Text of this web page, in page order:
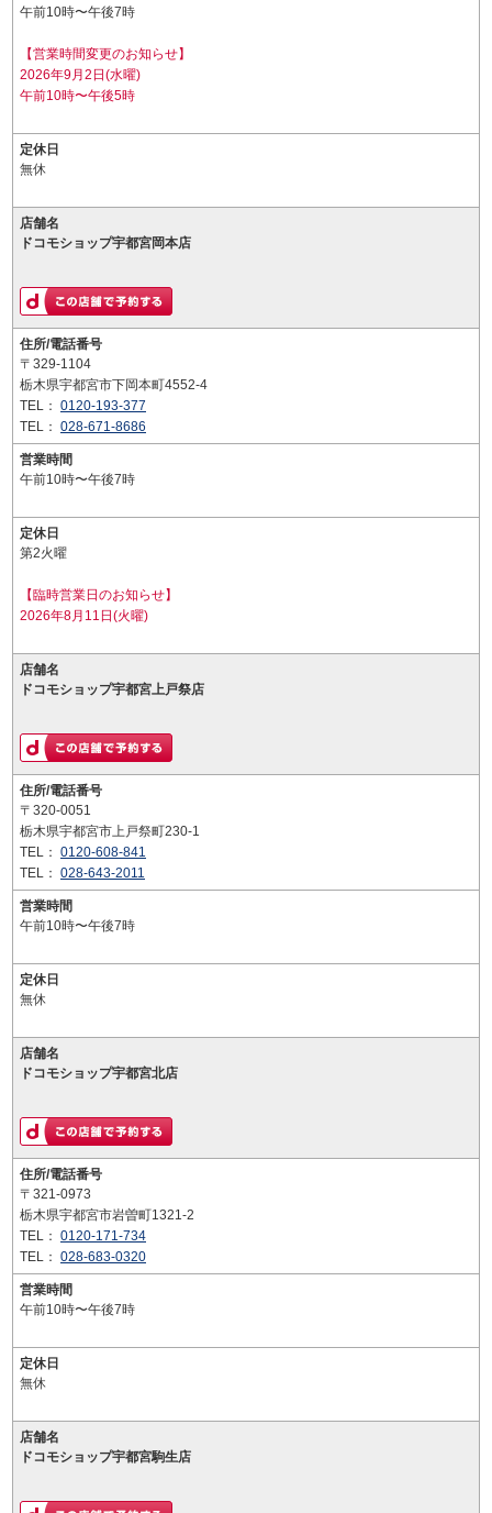
午前10時〜午後7時
【営業時間変更のお知らせ】
2026年9月2日(水曜)
午前10時〜午後5時
定休日
無休
店舗名
ドコモショップ宇都宮岡本店
住所/電話番号
〒329-1104
栃木県宇都宮市下岡本町4552-4
TEL： 0120-193-377
TEL： 028-671-8686
営業時間
午前10時〜午後7時
定休日
第2火曜
【臨時営業日のお知らせ】
2026年8月11日(火曜)
店舗名
ドコモショップ宇都宮上戸祭店
住所/電話番号
〒320-0051
栃木県宇都宮市上戸祭町230-1
TEL： 0120-608-841
TEL： 028-643-2011
営業時間
午前10時〜午後7時
定休日
無休
店舗名
ドコモショップ宇都宮北店
住所/電話番号
〒321-0973
栃木県宇都宮市岩曽町1321-2
TEL： 0120-171-734
TEL： 028-683-0320
営業時間
午前10時〜午後7時
定休日
無休
店舗名
ドコモショップ宇都宮駒生店